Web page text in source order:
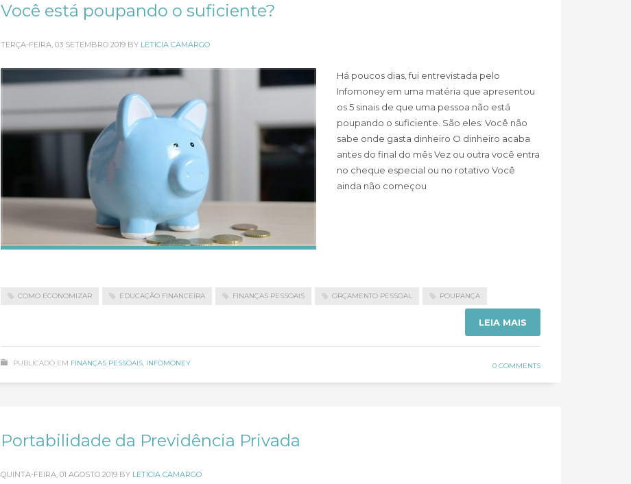
Você está poupando o suficiente?
TERÇA-FEIRA, 03 SETEMBRO 2019 BY LETICIA CAMARGO
Há poucos dias, fui entrevistada pelo
Infomoney em uma matéria que apresentou
os 5 sinais de que uma pessoa não está
poupando o suficiente. São eles: Você não
sabe onde gasta dinheiro O dinheiro acaba
antes do final do mês Vez ou outra você entra
no cheque especial ou no rotativo Você
ainda não começou
COMO ECONOMIZAR EDUCAÇÃO FINANCEIRA FINANÇAS PESSOAIS ORÇAMENTO PESSOAL POUPANÇA
LEIA MAIS
PUBLICADO EM FINANÇAS PESSOAIS, INFOMONEY 0 COMMENTS
Portabilidade da Previdência Privada
QUINTA-FEIRA, 01 AGOSTO 2019 BY LETICIA CAMARGO